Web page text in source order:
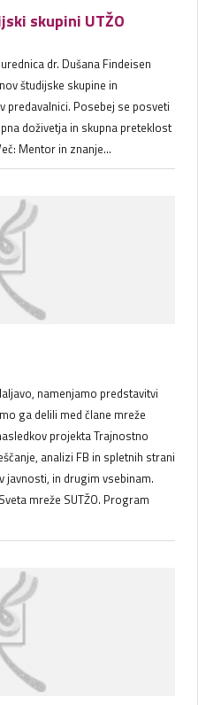
skupini UTŽO
dr. Dušana Findeisen
študijske skupine in
Posebej se posveti
doživetja in skupna preteklost
Mentor in znanje...
namenjamo predstavitvi
ga delili med člane mreže
projekta Trajnostno
analizi FB in spletnih strani
javnosti, in drugim vsebinam.
mreže SUTŽO. Program